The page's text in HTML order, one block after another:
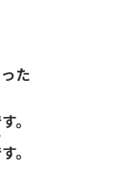
た
。
。